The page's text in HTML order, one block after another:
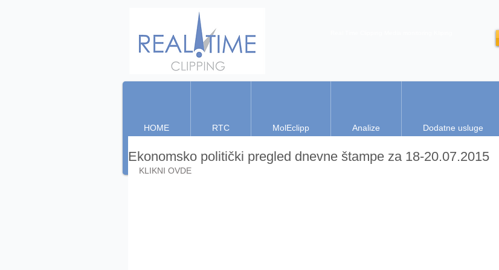
HOME RTC MolEclipp Analize Dodatne usluge
Ekonomsko politički pregled dnevne štampe za 18-20.07.2015
KLIKNI OVDE